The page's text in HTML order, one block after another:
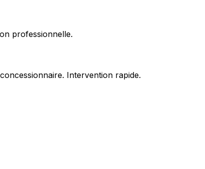
professionnelle.
Intervention rapide.